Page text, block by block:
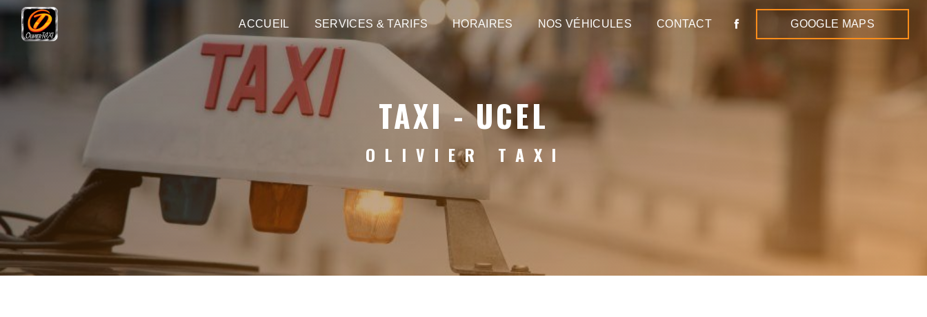
ACCUEIL SERVICES & TARIFS HORAIRES NOS VÉHICULES CONTACT GOOGLE MAPS
TAXI - UCEL
OLIVIER TAXI
Panneau de gestion des cookies